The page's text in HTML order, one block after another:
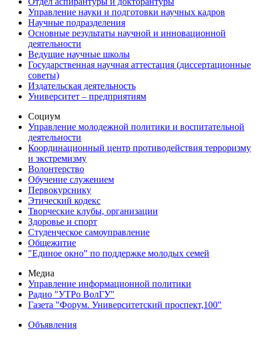
Управление науки и подготовки научных кадров
Научные подразделения
Основные результаты научной и инновационной
деятельности
Ведущие научные школы
Государственная научная аттестация (диссертационные
советы)
Издательская деятельность
Университет – предприятиям
Социум
Управление молодежной политики и воспитательной
деятельности
Координационный центр противодействия терроризму
и экстремизму
Волонтерство
Обучение служением
Первокурснику
Этический кодекс
Творческие клубы, организации
Здоровье и спорт
Студенческое самоуправление
Общежитие
"Единое окно" по поддержке молодых семей
Медиа
Управление информационной политики
Радио "УТРо ВолГУ"
Газета "Форум. Университетский проспект,100"
Объявления